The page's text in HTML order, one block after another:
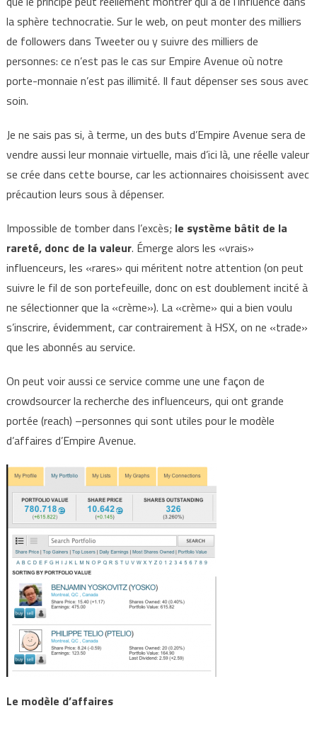
la sphère technocratie. Sur le web, on peut monter des milliers
de followers dans Tweeter ou y suivre des milliers de
personnes: ce n’est pas le cas sur Empire Avenue où notre
porte-monnaie n’est pas illimité. Il faut dépenser ses sous avec
soin.
Je ne sais pas si, à terme, un des buts d’Empire Avenue sera de
vendre aussi leur monnaie virtuelle, mais d’ici là, une réelle valeur
se crée dans cette bourse, car les actionnaires choisissent avec
précaution leurs sous à dépenser.
Impossible de tomber dans l’excès; le système bâtit de la
rareté, donc de la valeur. Émerge alors les «vrais»
influenceurs, les «rares» qui méritent notre attention (on peut
suivre le fil de son portefeuille, donc on est doublement incité à
ne sélectionner que la «crème»). La «crème» qui a bien voulu
s’inscrire, évidemment, car contrairement à HSX, on ne «trade»
que les abonnés au service.
On peut voir aussi ce service comme une une façon de
crowdsourcer la recherche des influenceurs, qui ont grande
portée (reach) –personnes qui sont utiles pour le modèle
d’affaires d’Empire Avenue.
Le modèle d’affaires